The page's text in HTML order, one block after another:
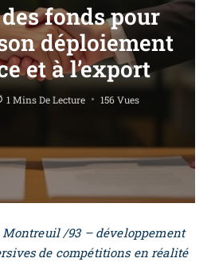
fonds pour
déploiement
et à l’export
1 Mins De Lecture 156 Vues
Montreuil /93 – développement
de compétitions en réalité